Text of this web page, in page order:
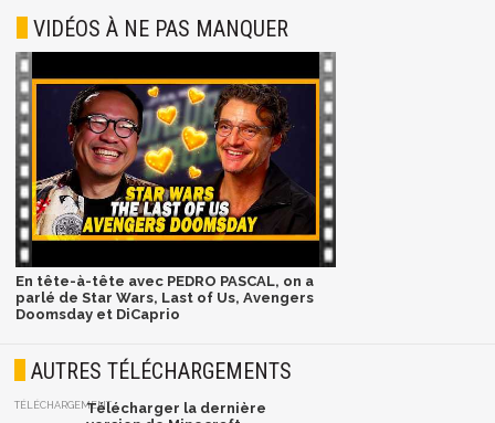
VIDÉOS À NE PAS MANQUER
En tête-à-tête avec PEDRO PASCAL, on a
parlé de Star Wars, Last of Us, Avengers
Doomsday et DiCaprio
AUTRES TÉLÉCHARGEMENTS
TÉLÉCHARGEMENTTélécharger la dernière